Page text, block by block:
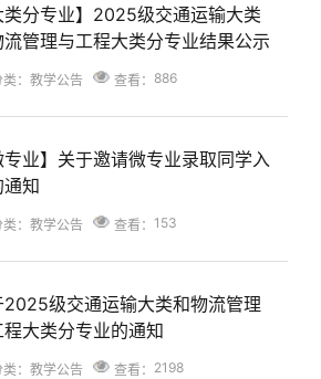
类分专业】2025级交通运输大类
流管理与工程大类分专业结果公示
类：教学公告 查看： 886
专业】关于邀请微专业录取同学入
知
类：教学公告 查看： 153
2025级交通运输大类和物流管理
程大类分专业的通知
类：教学公告 查看： 2198